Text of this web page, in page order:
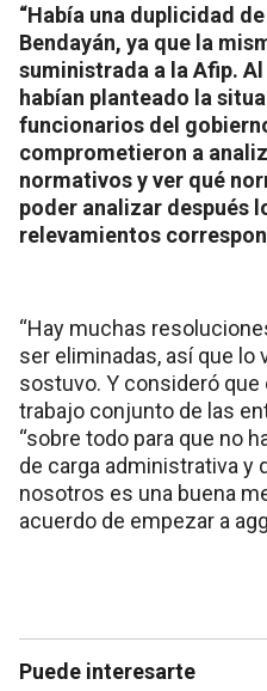
“Había una duplicidad
Bendayán, ya que la
suministrada a la Afip.
habían planteado la
funcionarios del
comprometieron a
normativos y ver qué
poder analizar después
relevamientos
“Hay muchas
ser eliminadas, así que lo
sostuvo. Y consideró que
trabajo conjunto de las
“sobre todo para que no
de carga administrativa y
nosotros es una buena
acuerdo de empezar a
Puede interesarte